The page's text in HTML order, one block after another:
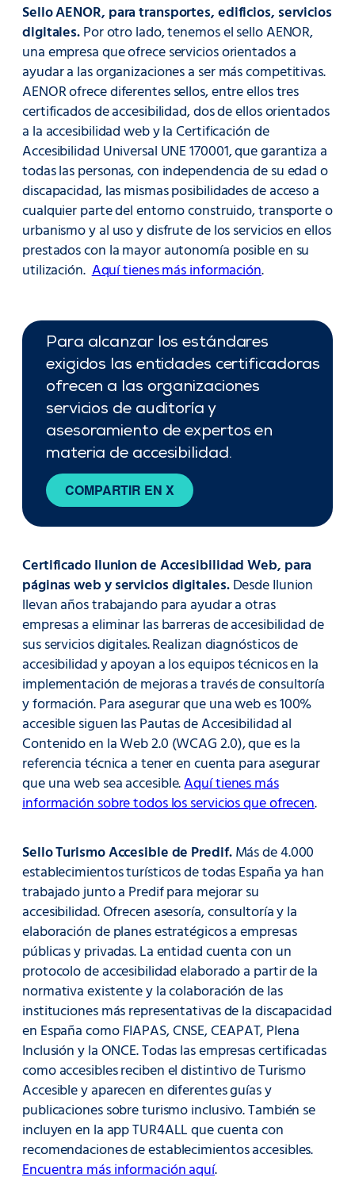
Sello AENOR, para transportes, edificios, servicios
digitales.Por otro lado, tenemos el sello AENOR,
una empresa que ofrece servicios orientados a
ayudar a las organizaciones a ser más competitivas.
AENOR ofrece diferentes sellos, entre ellos tres
certificados de accesibilidad, dos de ellos orientados
a la accesibilidad web y la Certificación de
Accesibilidad Universal UNE 170001, que garantiza a
todas las personas, con independencia de su edad o
discapacidad, las mismas posibilidades de acceso a
cualquier parte del entorno construido, transporte o
urbanismo y al uso y disfrute de los servicios en ellos
prestados con la mayor autonomía posible en su
utilización.Aquí tienes más información.
Para alcanzar los estándares
exigidos las entidades certificadoras
ofrecen a las organizaciones
servicios de auditoría y
asesoramiento de expertos en
materia de accesibilidad.
COMPARTIR EN X
Certificado Ilunion de Accesibilidad Web, para
páginas web y servicios digitales.Desde Ilunion
llevan años trabajando para ayudar a otras
empresas a eliminar las barreras de accesibilidad de
sus servicios digitales. Realizan diagnósticos de
accesibilidad y apoyan a los equipos técnicos en la
implementación de mejoras a través de consultoría
y formación. Para asegurar que una web es 100%
accesible siguen las Pautas de Accesibilidad al
Contenido en la Web 2.0 (WCAG 2.0), que es la
referencia técnica a tener en cuenta para asegurar
que una web sea accesible.Aquí tienes más
información sobre todos los servicios que ofrecen.
Sello Turismo Accesible de Predif.Más de 4.000
establecimientos turísticos de todas España ya han
trabajado junto a Predif para mejorar su
accesibilidad. Ofrecen asesoría, consultoría y la
elaboración de planes estratégicos a empresas
públicas y privadas. La entidad cuenta con un
protocolo de accesibilidad elaborado a partir de la
normativa existente y la colaboración de las
instituciones más representativas de la discapacidad
en España como FIAPAS, CNSE, CEAPAT, Plena
Inclusión y la ONCE. Todas las empresas certificadas
como accesibles reciben el distintivo de Turismo
Accesible y aparecen en diferentes guías y
publicaciones sobre turismo inclusivo. También se
incluyen en la app TUR4ALL que cuenta con
recomendaciones de establecimientos accesibles.
Encuentra más información aquí.